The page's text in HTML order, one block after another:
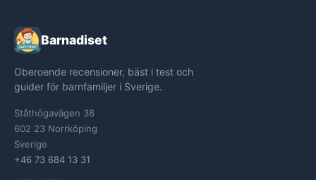
Barnadiset
Oberoende recensioner, bäst i test och
guider för barnfamiljer i Sverige.
Ståthögavägen 38
602 23 Norrköping
Sverige
+46 73 684 13 31